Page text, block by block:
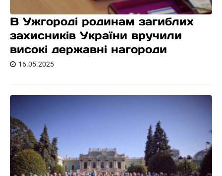
В Ужгороді родинам загиблих
захисників України вручили
високі державні нагороди
16.05.2025